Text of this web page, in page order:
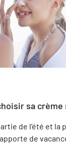
sa crème
de l’été et la
de